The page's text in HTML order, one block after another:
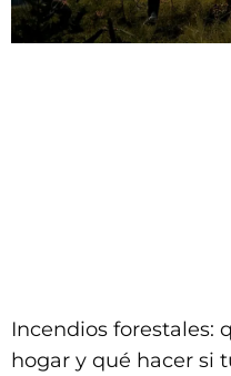
Incendios forestales:
hogar y qué hacer si